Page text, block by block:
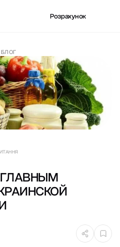
Розрахунок
БЛОГ